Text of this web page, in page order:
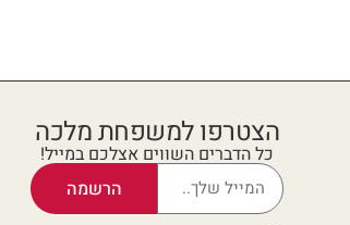
הצטרפו למשפחת מלכה
כל הדברים השווים אצלכם במייל!
הרשמה